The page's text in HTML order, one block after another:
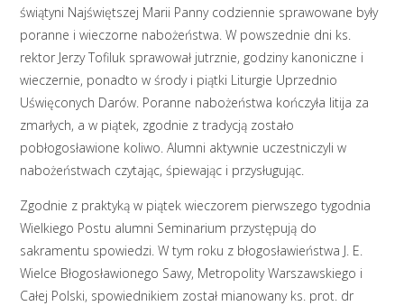
świątyni Najświętszej Marii Panny codziennie sprawowane były
poranne i wieczorne nabożeństwa. W powszednie dni ks.
rektor Jerzy Tofiluk sprawował jutrznie, godziny kanoniczne i
wieczernie, ponadto w środy i piątki Liturgie Uprzednio
Uświęconych Darów. Poranne nabożeństwa kończyła litija za
zmarłych, a w piątek, zgodnie z tradycją zostało
pobłogosławione koliwo. Alumni aktywnie uczestniczyli w
nabożeństwach czytając, śpiewając i przysługując.
Zgodnie z praktyką w piątek wieczorem pierwszego tygodnia
Wielkiego Postu alumni Seminarium przystępują do
sakramentu spowiedzi. W tym roku z błogosławieństwa J. E.
Wielce Błogosławionego Sawy, Metropolity Warszawskiego i
Całej Polski, spowiednikiem został mianowany ks. prot. dr